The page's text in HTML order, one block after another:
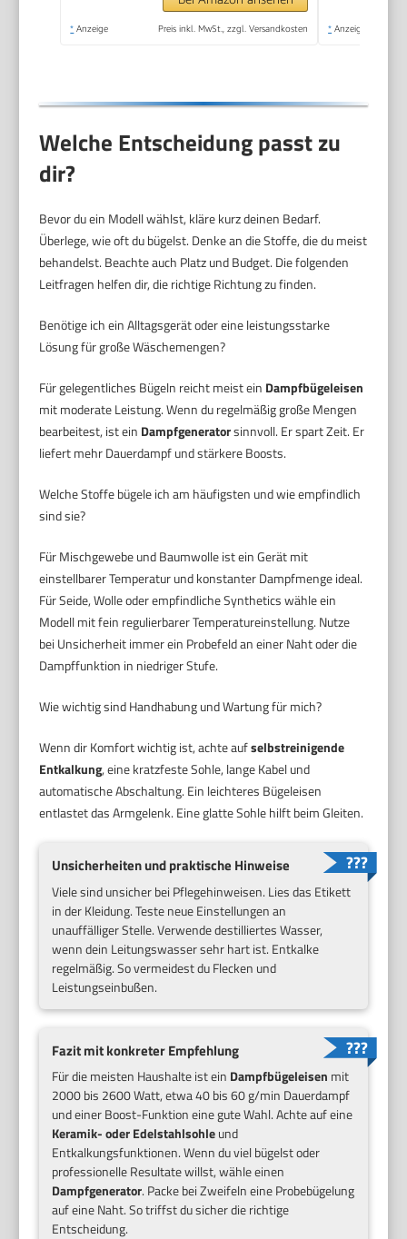
recycelbar, Eco-
* Anzeige Preis inkl. MwSt., zzgl. Versandkosten * Anzeige
Welche Entscheidung passt zu
dir?
Bevor du ein Modell wählst, kläre kurz deinen Bedarf.
Überlege, wie oft du bügelst. Denke an die Stoffe, die du meist
behandelst. Beachte auch Platz und Budget. Die folgenden
Leitfragen helfen dir, die richtige Richtung zu finden.
Benötige ich ein Alltagsgerät oder eine leistungsstarke
Lösung für große Wäschemengen?
Für gelegentliches Bügeln reicht meist ein Dampfbügeleisen
mit moderate Leistung. Wenn du regelmäßig große Mengen
bearbeitest, ist ein Dampfgeneratorsinnvoll. Er spart Zeit. Er
liefert mehr Dauerdampf und stärkere Boosts.
Welche Stoffe bügele ich am häufigsten und wie empfindlich
sind sie?
Für Mischgewebe und Baumwolle ist ein Gerät mit
einstellbarer Temperatur und konstanter Dampfmenge ideal.
Für Seide, Wolle oder empfindliche Synthetics wähle ein
Modell mit fein regulierbarer Temperatureinstellung. Nutze
bei Unsicherheit immer ein Probefeld an einer Naht oder die
Dampffunktion in niedriger Stufe.
Wie wichtig sind Handhabung und Wartung für mich?
Wenn dir Komfort wichtig ist, achte aufselbstreinigende
Entkalkung, eine kratzfeste Sohle, lange Kabel und
automatische Abschaltung. Ein leichteres Bügeleisen
entlastet das Armgelenk. Eine glatte Sohle hilft beim Gleiten.
Unsicherheiten und praktische Hinweise
Viele sind unsicher bei Pflegehinweisen. Lies das Etikett
in der Kleidung. Teste neue Einstellungen an
unauffälliger Stelle. Verwende destilliertes Wasser,
wenn dein Leitungswasser sehr hart ist. Entkalke
regelmäßig. So vermeidest du Flecken und
Leistungseinbußen.
Fazit mit konkreter Empfehlung
Für die meisten Haushalte ist ein Dampfbügeleisen mit
2000 bis 2600 Watt, etwa 40 bis 60 g/min Dauerdampf
und einer Boost-Funktion eine gute Wahl. Achte auf eine
Keramik- oder Edelstahlsohleund
Entkalkungsfunktionen. Wenn du viel bügelst oder
professionelle Resultate willst, wähle einen
Dampfgenerator. Packe bei Zweifeln eine Probebügelung
auf eine Naht. So triffst du sicher die richtige
Entscheidung.